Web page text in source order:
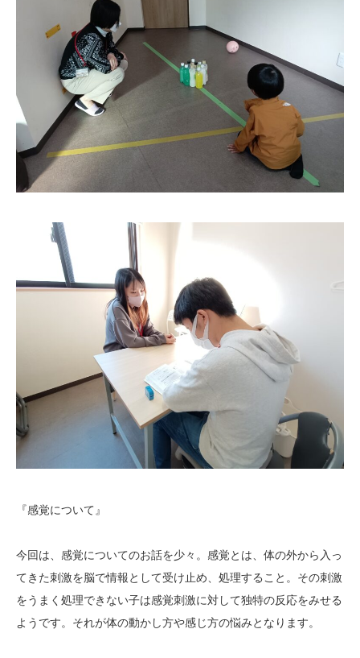
『感覚について』
今回は、感覚についてのお話を少々。感覚とは、体の外から入っ
てきた刺激を脳で情報として受け止め、処理すること。その刺激
をうまく処理できない子は感覚刺激に対して独特の反応をみせる
ようです。それが体の動かし方や感じ方の悩みとなります。